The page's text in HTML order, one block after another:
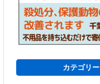
カテゴリー